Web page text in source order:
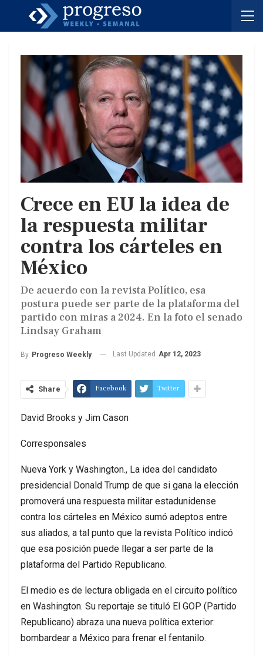
Crece en EU la idea de
la respuesta militar
contra los cárteles en
México
De acuerdo con la revista Político, esa
postura puede ser parte de la plataforma del
partido con miras a 2024. En la foto el senado
Lindsay Graham
By Progreso Weekly Last Updated Apr 12, 2023
Share Facebook Twitter
David Brooks y Jim Cason
Corresponsales
Nueva York y Washington., La idea del candidato
presidencial Donald Trump de que si gana la elección
promoverá una respuesta militar estadunidense
contra los cárteles en México sumó adeptos entre
sus aliados, a tal punto que la revista Político indicó
que esa posición puede llegar a ser parte de la
plataforma del Partido Republicano.
El medio es de lectura obligada en el circuito político
en Washington. Su reportaje se tituló El GOP (Partido
Republicano) abraza una nueva política exterior:
bombardear a México para frenar el fentanilo.